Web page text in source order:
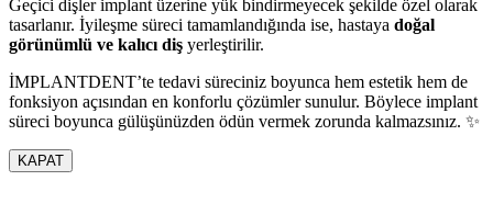
Geçici dişler implant üzerine yük bindirmeyecek şekilde özel olarak
tasarlanır. İyileşme süreci tamamlandığında ise, hastaya doğal
görünümlü ve kalıcı diş yerleştirilir.
İMPLANTDENT’te tedavi süreciniz boyunca hem estetik hem de
fonksiyon açısından en konforlu çözümler sunulur. Böylece implant
süreci boyunca gülüşünüzden ödün vermek zorunda kalmazsınız. ✨
KAPAT